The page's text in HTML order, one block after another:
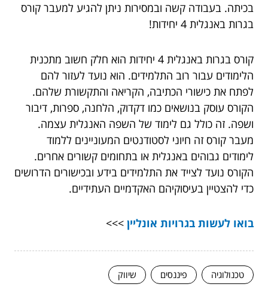
בכיתה. בעבודה קשה ובמסירות ניתן להגיע למעבר קורס
בגרות באנגלית 4 יחידות!
קורס בגרות באנגלית 4 יחידות הוא חלק חשוב מתכנית
הלימודים עבור רוב התלמידים. הוא נועד לעזור להם
לפתח את כישורי הכתיבה, הקריאה והתקשורת שלהם.
הקורס עוסק בנושאים כמו דקדוק, הלחנה, ספרות, דיבור
ושפה. זה כולל גם לימוד של השפה האנגלית עצמה.
מעבר קורס זה חיוני לסטודנטים המעוניינים ללמוד
לימודים גבוהים באנגלית או בתחומים קשורים אחרים.
הקורס נועד לצייד את התלמידים בידע ובכישורים הדרושים
כדי להצטיין בעיסוקיהם האקדמיים העתידיים.
בואו לעשות בגרויות אונליין >>>
טכנולוגיה פיננסים שיווק